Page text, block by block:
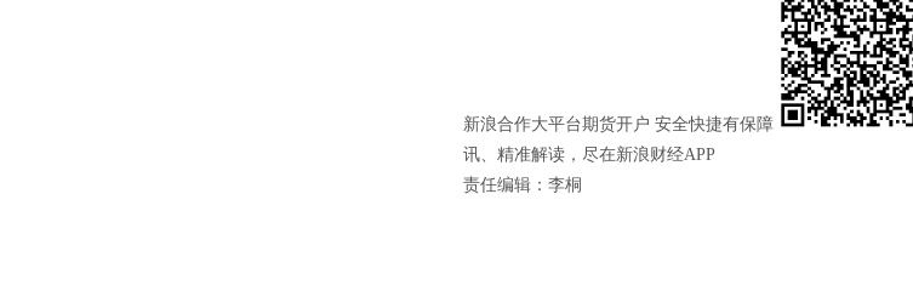
新浪合作大平台期货开户 安全快捷有保障
讯、精准解读，尽在新浪财经APP
责任编辑：李桐